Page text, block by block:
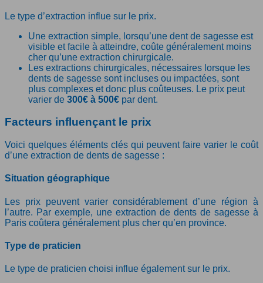
Le type d’extraction influe sur le prix.
Une extraction simple, lorsqu’une dent de sagesse est
visible et facile à atteindre, coûte généralement moins
cher qu’une extraction chirurgicale.
Les extractions chirurgicales, nécessaires lorsque les
dents de sagesse sont incluses ou impactées, sont
plus complexes et donc plus coûteuses. Le prix peut
varier de 300€ à 500€ par dent.
Facteurs influençant le prix
Voici quelques éléments clés qui peuvent faire varier le coût
d’une extraction de dents de sagesse :
Situation géographique
Les prix peuvent varier considérablement d’une région à
l’autre. Par exemple, une extraction de dents de sagesse à
Paris coûtera généralement plus cher qu’en province.
Type de praticien
Le type de praticien choisi influe également sur le prix.